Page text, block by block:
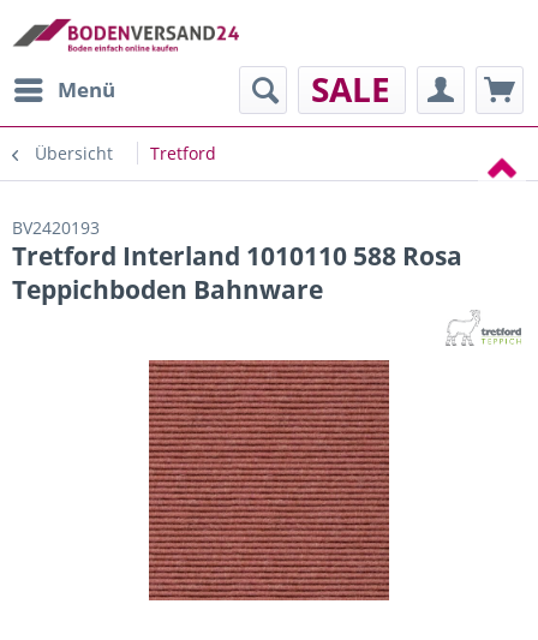
Menü SALE
Übersicht Tretford
BV2420193
Tretford Interland 1010110 588 Rosa
Teppichboden Bahnware